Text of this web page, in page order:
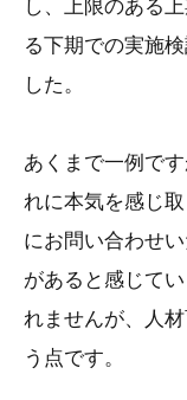
し、上限のある
る下期での実施
した。
あくまで一例で
れに本気を感じ
にお問い合わせ
があると感じて
れませんが、人
う点です。